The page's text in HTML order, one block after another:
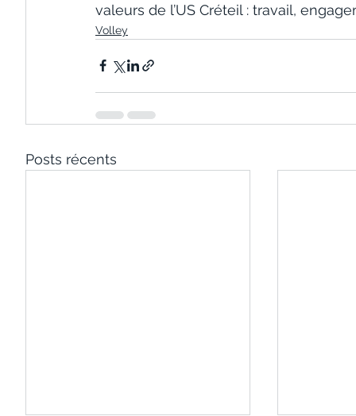
valeurs de l’US Créteil : travail,
Volley
Posts récents